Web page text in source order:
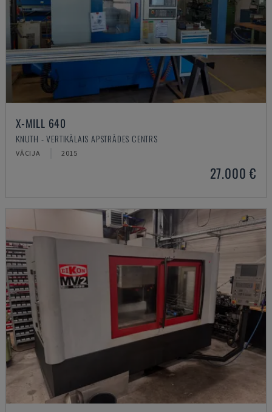
X-MILL 640
KNUTH - VERTIKĀLAIS APSTRĀDES CENTRS
VĀCIJA 2015
27.000 €